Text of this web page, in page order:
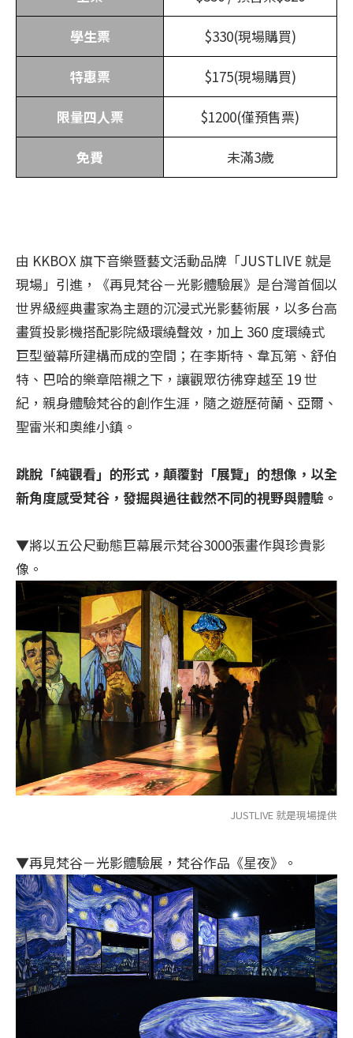
學生票 $330(現場購買)
特惠票 $175(現場購買)
限量四人票 $1200(僅預售票)
免費 未滿3歲
由 KKBOX 旗下音樂暨藝文活動品牌「JUSTLIVE 就是
現場」引進，《再見梵谷－光影體驗展》是台灣首個以
世界級經典畫家為主題的沉浸式光影藝術展，以多台高
畫質投影機搭配影院級環繞聲效，加上 360 度環繞式
巨型螢幕所建構而成的空間；在李斯特、韋瓦第、舒伯
特、巴哈的樂章陪襯之下，讓觀眾彷彿穿越至 19 世
紀，親身體驗梵谷的創作生涯，隨之遊歷荷蘭、亞爾、
聖雷米和奧維小鎮。
跳脫「純觀看」的形式，顛覆對「展覽」的想像，以全
新角度感受梵谷，發掘與過往截然不同的視野與體驗。
▼將以五公尺動態巨幕展示梵谷3000張畫作與珍貴影
像。
JUSTLIVE 就是現場提供
▼再見梵谷－光影體驗展，梵谷作品《星夜》。